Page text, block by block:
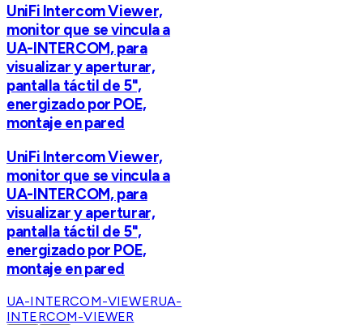
UniFi Intercom Viewer,
monitor que se vincula a
UA-INTERCOM, para
visualizar y aperturar,
pantalla táctil de 5",
energizado por POE,
montaje en pared
UniFi Intercom Viewer,
monitor que se vincula a
UA-INTERCOM, para
visualizar y aperturar,
pantalla táctil de 5",
energizado por POE,
montaje en pared
UA-INTERCOM-VIEWERUA-
INTERCOM-VIEWER